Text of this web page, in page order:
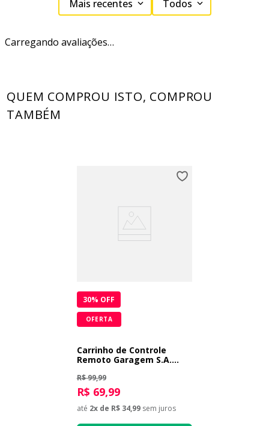
Mais recentes Todos
Carregando avaliações…
QUEM COMPROU ISTO, COMPROU
TAMBÉM
30% OFF
OFERTA
Carrinho de Controle
Remoto Garagem S.A.
R$ 99,99
R$ 69,99
até 2x de R$ 34,99 sem juros